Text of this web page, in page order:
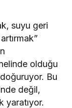
suyu geri
olduğu
Bu
değil,
yaratıyor.